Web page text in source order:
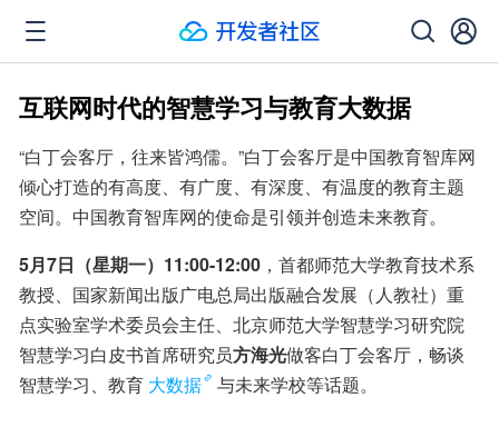
互联网时代的智慧学习与教育大数据
“白丁会客厅，往来皆鸿儒。”白丁会客厅是中国教育智库网
倾心打造的有高度、有广度、有深度、有温度的教育主题
空间。中国教育智库网的使命是引领并创造未来教育。
5月7日（星期一）11:00-12:00 ，首都师范大学教育技术系
教授、国家新闻出版广电总局出版融合发展（人教社）重
点实验室学术委员会主任、北京师范大学智慧学习研究院
智慧学习白皮书首席研究员方海光做客白丁会客厅，畅谈
智慧学习、教育 大数据 与未来学校等话题。